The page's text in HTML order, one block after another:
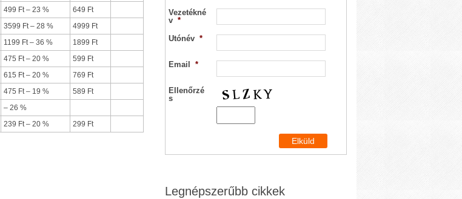
499 Ft – 23 %
649 Ft
3599 Ft – 28 %
4999 Ft
1199 Ft – 36 %
1899 Ft
475 Ft – 20 %
599 Ft
615 Ft – 20 %
769 Ft
475 Ft – 19 %
589 Ft
– 26 %
239 Ft – 20 % 299 Ft
Vezetékné
v *
Utónév *
Email *
Ellenőrzé
s
Legnépszerűbb cikkek